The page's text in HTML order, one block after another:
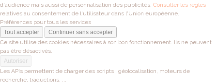
d'audience mais aussi de personnalisation des publicités. Consulter les règles
relatives au consentement de l'utilisateur dans l'Union européenne.
Préférences pour tous les services
Tout accepter
Continuer sans accepter
Ce site utilise des cookies nécessaires à son bon fonctionnement. Ils ne peuvent
pas être désactivés.
Autoriser
Les APIs permettent de charger des scripts : géolocalisation, moteurs de
recherche, traductions, ...